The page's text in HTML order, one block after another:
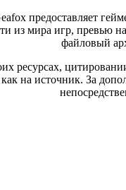
предоставляет
из мира игр, превью
файловый
ресурсах,
на источник. За